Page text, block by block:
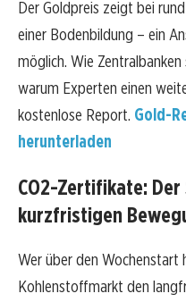
Der Goldpreis zeigt bei
einer Bodenbildung – ein
möglich. Wie
warum Experten einen
kostenlose Report. Gold-
herunterladen
CO2-Zertifikate:
kurzfristigen
Wer über den Wochenstart
Kohlenstoffmarkt den